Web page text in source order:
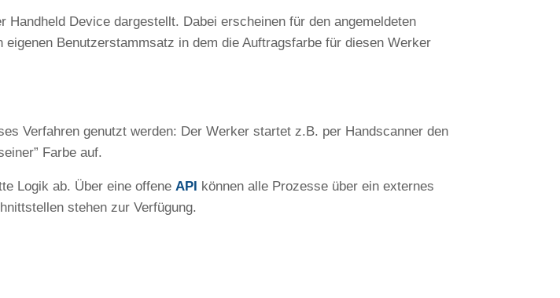
Handheld Device dargestellt. Dabei erscheinen für den angemeldeten
Benutzerstammsatz in dem die Auftragsfarbe für diesen Werker
Verfahren genutzt werden: Der Werker startet z.B. per Handscanner den
Farbe auf.
Logik ab. Über eine offene API können alle Prozesse über ein externes
stehen zur Verfügung.